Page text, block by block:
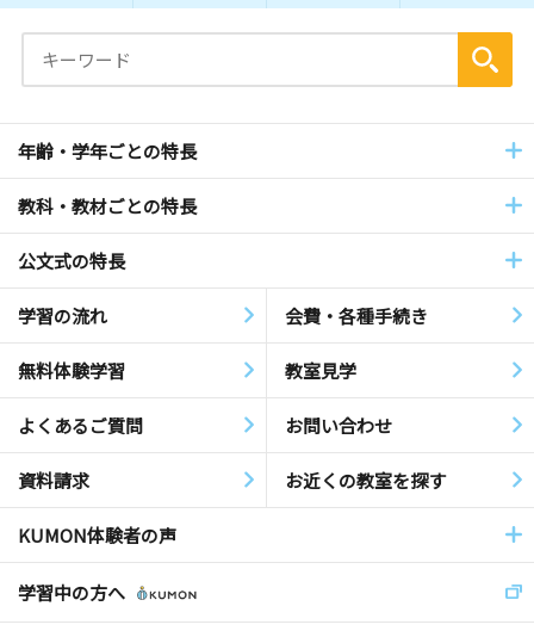
年齢・学年ごとの特長
教科・教材ごとの特長
公文式の特長
学習の流れ 会費・各種手続き
無料体験学習 教室見学
よくあるご質問 お問い合わせ
資料請求 お近くの教室を探す
KUMON体験者の声
学習中の方へ